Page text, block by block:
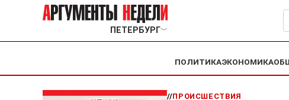
ПЕТЕРБУРГ﹀
ПОЛИТИКАЭКОНОМИКА
//ПРОИСШЕСТВИЯ